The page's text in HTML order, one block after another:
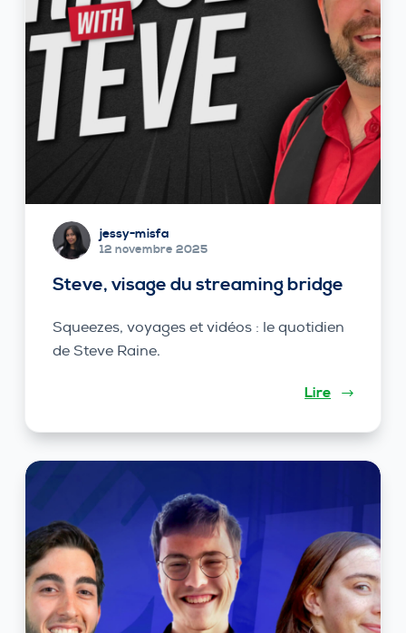
jessy-misfa
12 novembre 2025
Steve, visage du streaming bridge
Squeezes, voyages et vidéos : le quotidien
de Steve Raine.
Lire